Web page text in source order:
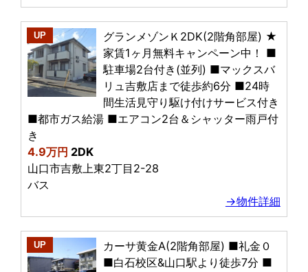
UP
グランメゾンＫ2DK(2階角部屋) ★
家賃1ヶ月無料キャンペーン中！ ■
駐車場2台付き(並列) ■マックスバ
リュ吉敷店まで徒歩約6分 ■24時
間生活見守り駆け付けサービス付き
■都市ガス給湯 ■エアコン2台＆シャッター雨戸付
き
4.9万円 2DK
山口市吉敷上東2丁目2-28
バス
→物件詳細
UP
カーサ黄金A(2階角部屋) ■礼金０
■白石校区&山口駅より徒歩7分 ■